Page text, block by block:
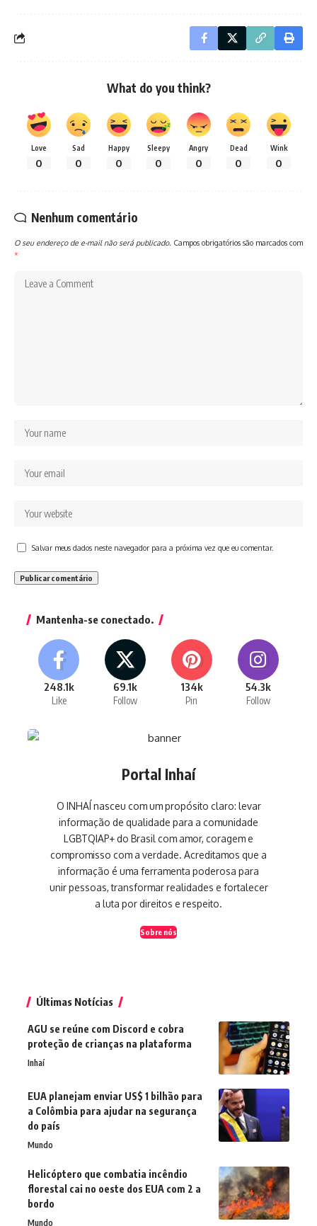
What do you think?
Love
0
Sad
0
Happy
0
Sleepy
0
Angry
0
Dead
0
Wink
0
Nenhum comentário
O seu endereço de e-mail não será publicado. Campos obrigatórios são marcados com
*
Salvar meus dados neste navegador para a próxima vez que eu comentar.
Mantenha-se conectado.
248.1k
Like
69.1k
Follow
134k
Pin
54.3k
Follow
Portal Inhaí
O INHAÍ nasceu com um propósito claro: levar
informação de qualidade para a comunidade
LGBTQIAP+ do Brasil com amor, coragem e
compromisso com a verdade. Acreditamos que a
informação é uma ferramenta poderosa para
unir pessoas, transformar realidades e fortalecer
a luta por direitos e respeito.
Sobre nós
Últimas Notícias
AGU se reúne com Discord e cobra
proteção de crianças na plataforma
Inhaí
EUA planejam enviar US$ 1 bilhão para
a Colômbia para ajudar na segurança
do país
Mundo
Helicóptero que combatia incêndio
florestal cai no oeste dos EUA com 2 a
bordo
Mundo